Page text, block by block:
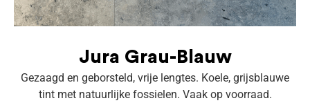
Jura Grau-Blauw
Gezaagd en geborsteld, vrije lengtes. Koele, grijsblauwe
tint met natuurlijke fossielen. Vaak op voorraad.